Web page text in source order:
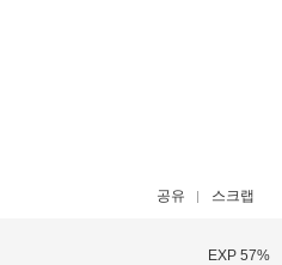
공유 스크랩
EXP 57%